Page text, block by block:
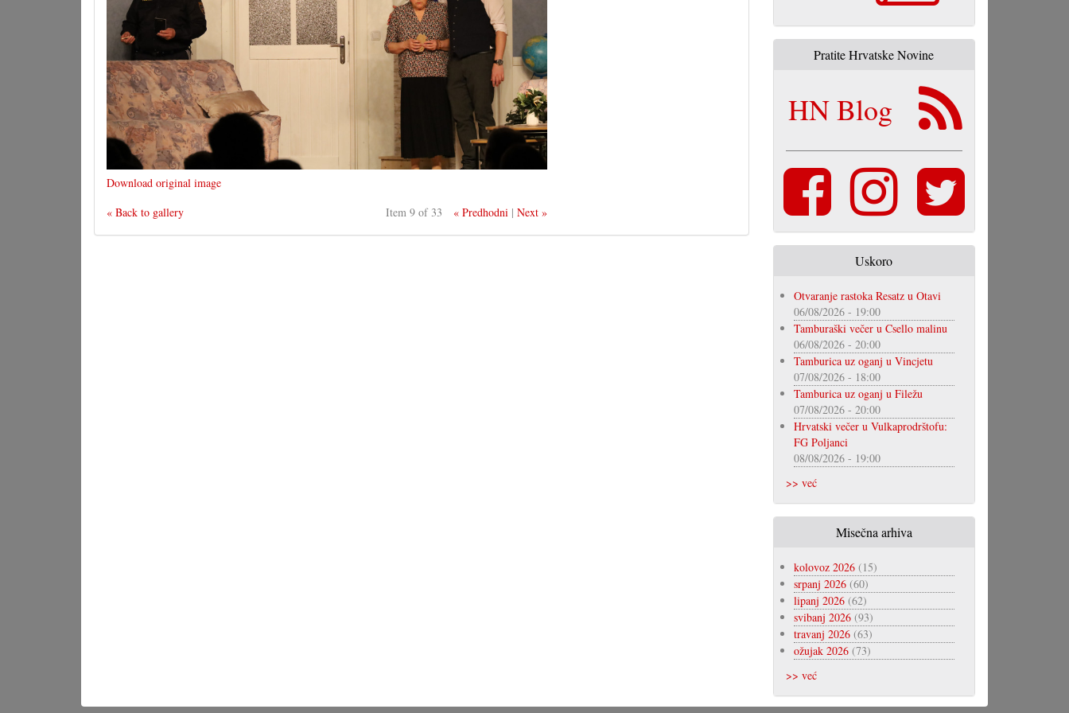
Download original image
« Back to gallery
Item 9 of 33 « Predhodni |Next »
Pratite Hrvatske Novine
HN Blog
Uskoro
Otvaranje rastoka Resatz u Otavi
06/08/2026 - 19:00
Tamburaški večer u Csello malinu
06/08/2026 - 20:00
Tamburica uz oganj u Vincjetu
07/08/2026 - 18:00
Tamburica uz oganj u Filežu
07/08/2026 - 20:00
Hrvatski večer u Vulkaprodrštofu:
FG Poljanci
08/08/2026 - 19:00
>> već
Misečna arhiva
kolovoz 2026(15)
srpanj 2026(60)
lipanj 2026(62)
svibanj 2026(93)
travanj 2026(63)
ožujak 2026(73)
>> već